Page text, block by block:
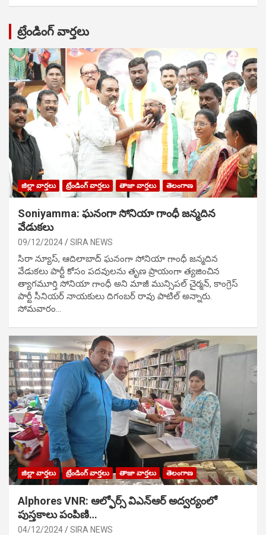
ట్రేండింగ్ వార్తలు
జిల్లా వార్తలు ట్రేండింగ్ వార్తలు తాజా వార్తలు తెలంగాణ
Soniyamma: ఘ‌నంగా సోనియా గాంధీ జ‌న్మ‌దిన
వేడుక‌లు
09/12/2024 SIRA NEWS
సిరా న్యూస్, ఆదిలాబాద్ ఘ‌నంగా సోనియా గాంధీ జ‌న్మ‌దిన
వేడుక‌లు పార్టీ కోసం ప‌ద‌వుల‌ను తృణ ప్రాయంగా త్య‌జించిన
త్యాగమూర్తి సోనియా గాంధీ అని మాజీ మున్సిప‌ల్ చైర్మ‌న్, కాంగ్రెస్
పార్టీ సీనియ‌ర్ నాయ‌కులు దిగంబ‌ర్ రావు పాటిల్ అన్నారు.
సోమవారం…
జిల్లా వార్తలు ట్రేండింగ్ వార్తలు తాజా వార్తలు తెలంగాణ
Alphores VNR: ఆల్ఫోర్స్ విఎన్ఆర్ అద్వర్యంలో
పుస్తకాలు పంపిణి…
04/12/2024 SIRA NEWS